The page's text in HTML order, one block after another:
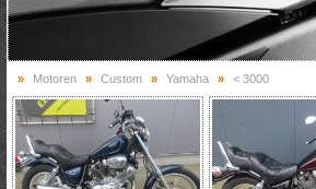
» Motoren » Custom » Yamaha » < 3000